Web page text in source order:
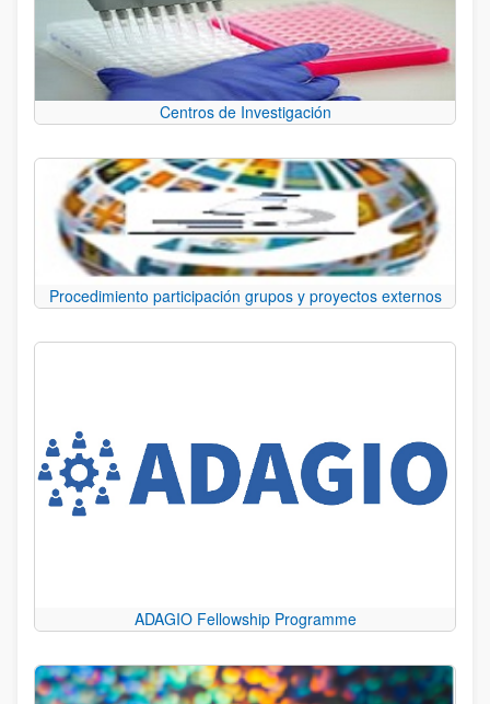
Centros de Investigación
Procedimiento participación grupos y proyectos externos
ADAGIO Fellowship Programme